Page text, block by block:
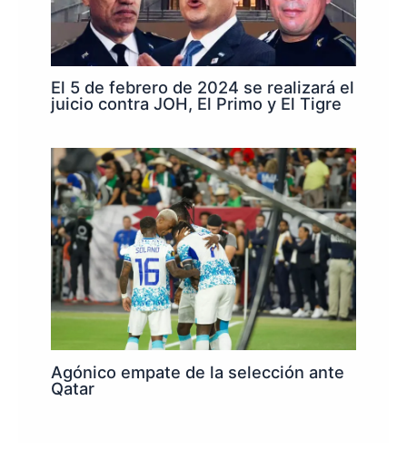
El 5 de febrero de 2024 se realizará el
juicio contra JOH, El Primo y El Tigre
Agónico empate de la selección ante
Qatar